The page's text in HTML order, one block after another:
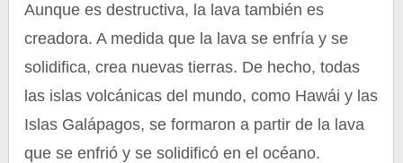
Aunque es destructiva, la lava también es
creadora. A medida que la lava se enfría y se
solidifica, crea nuevas tierras. De hecho, todas
las islas volcánicas del mundo, como Hawái y las
Islas Galápagos, se formaron a partir de la lava
que se enfrió y se solidificó en el océano.